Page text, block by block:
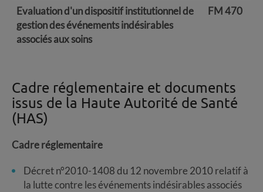
Evaluation d'un dispositif institutionnel de
gestion des événements indésirables
associés aux soins
FM 470
Cadre réglementaire et documents
issus de la Haute Autorité de Santé
(HAS)
Cadre réglementaire
Décret n°2010-1408 du 12 novembre 2010 relatif à
la lutte contre les événements indésirables associés